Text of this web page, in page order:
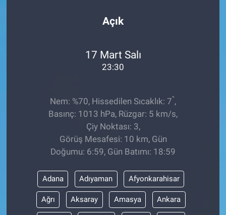
Açık
17 Mart Salı
23:30
Nem: %70, Hissedilen Sıcaklık: 7°,
Basınç: 1013 hPa, Rüzgar: 5 km/s,
Çiy Noktası: 3,
Görüş Mesafesi: 10 km, Gün
Doğumu: 6:59, Gün Batımı: 18:59
Adana Adıyaman Afyonkarahisar
Ağrı Aksaray Amasya Ankara